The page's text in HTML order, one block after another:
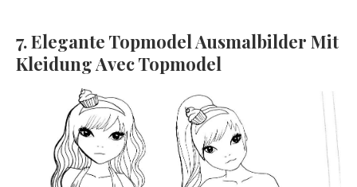
7. Elegante Topmodel Ausmalbilder Mit
Kleidung Avec Topmodel